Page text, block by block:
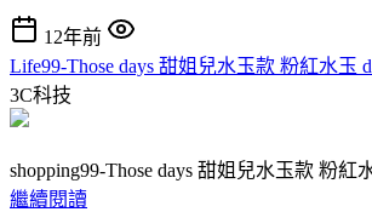
12年前
Life99-Those days 甜姐兒水玉款 粉紅水玉
3C科技
shopping99-Those days 甜姐兒水玉款 粉紅
繼續閱讀